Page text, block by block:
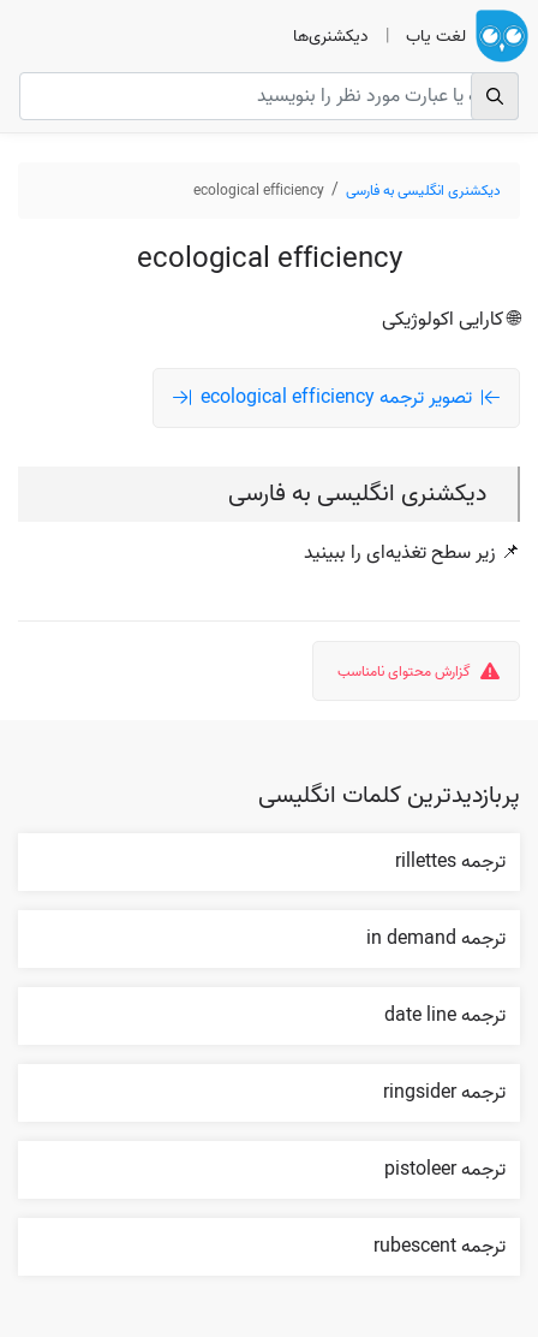
لغت یاب | دیکشنری‌ها
دیکشنری انگلیسی به فارسی ecological efficiency
ecological efficiency
🌐 کارایی اکولوژیکی
تصویر ترجمه ecological efficiency
دیکشنری انگلیسی به فارسی
📌 زیر سطح تغذیه‌ای را ببینید
گزارش محتوای نامناسب
پربازدیدترین کلمات انگلیسی
ترجمه rillettes
ترجمه in demand
ترجمه date line
ترجمه ringsider
ترجمه pistoleer
ترجمه rubescent